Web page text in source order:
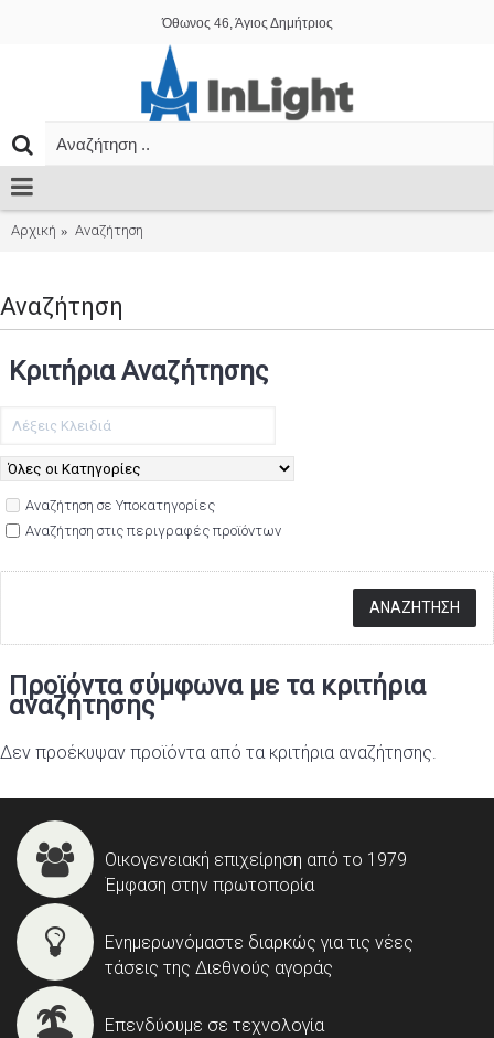
Όθωνος 46, Άγιος Δημήτριος
Αρχική Αναζήτηση
Αναζήτηση
Κριτήρια Αναζήτησης
Αναζήτηση σε Υποκατηγορίες
Αναζήτηση στις περιγραφές προϊόντων
Προϊόντα σύμφωνα με τα κριτήρια
αναζήτησης
Δεν προέκυψαν προϊόντα από τα κριτήρια αναζήτησης.
Οικογενειακή επιχείρηση από το 1979
Έμφαση στην πρωτοπορία
Ενημερωνόμαστε διαρκώς για τις νέες
τάσεις της Διεθνούς αγοράς
Επενδύουμε σε τεχνολογία